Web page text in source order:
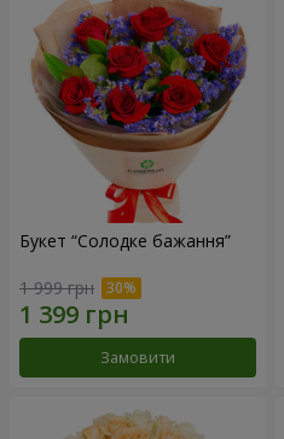
Букет “Солодке бажання”
1 999 грн
Замовити